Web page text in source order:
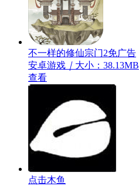
不一样的修仙宗门2免广告
安卓游戏 ｜ 大小：38.13MB
查看
点击木鱼